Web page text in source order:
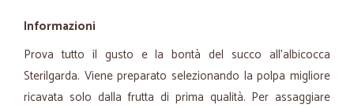
Informazioni
Prova tutto il gusto e la bontà del succo all'albicocca
Sterilgarda. Viene preparato selezionando la polpa migliore
ricavata solo dalla frutta di prima qualità. Per assaggiare